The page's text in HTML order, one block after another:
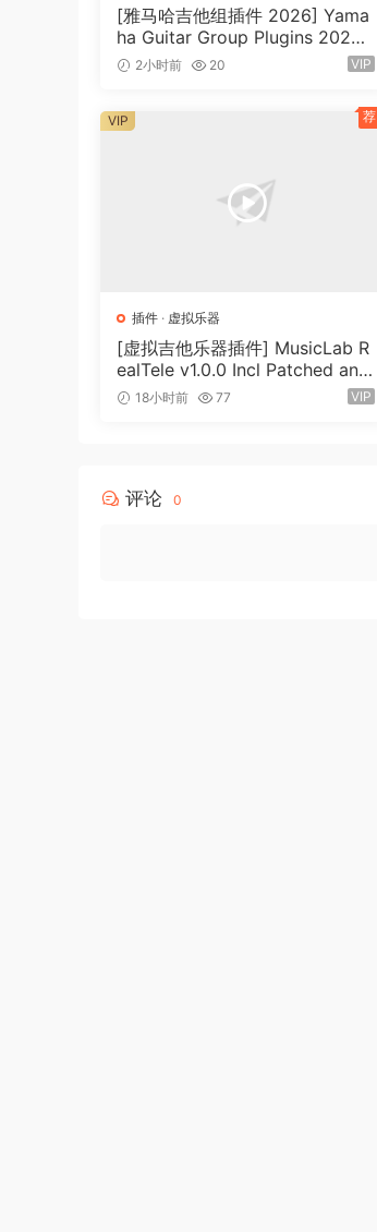
🏠 HomePage
[雅马哈吉他组插件 2026] Yama
ha Guitar Group Plugins 2026 I
ncl Keygen-R2R [WiN]（1.2G
2小时前 20 VIP
插件 · 虚拟乐器
[虚拟吉他乐器插件] MusicLab R
ealTele v1.0.0 Incl Patched and
Keygen-R2R [WiN]（13.7MB）
18小时前 77 VIP
VIP 荐
评论 0